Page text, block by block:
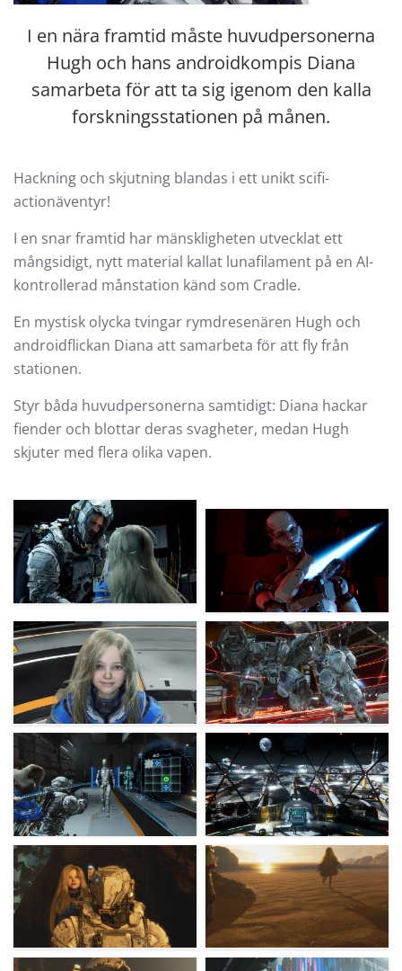
I en nära framtid måste huvudpersonerna
Hugh och hans androidkompis Diana
samarbeta för att ta sig igenom den kalla
forskningsstationen på månen.
Hackning och skjutning blandas i ett unikt scifi-
actionäventyr!
I en snar framtid har mänskligheten utvecklat ett
mångsidigt, nytt material kallat lunafilament på en AI-
kontrollerad månstation känd som Cradle.
En mystisk olycka tvingar rymdresenären Hugh och
androidflickan Diana att samarbeta för att fly från
stationen.
Styr båda huvudpersonerna samtidigt: Diana hackar
fiender och blottar deras svagheter, medan Hugh
skjuter med flera olika vapen.